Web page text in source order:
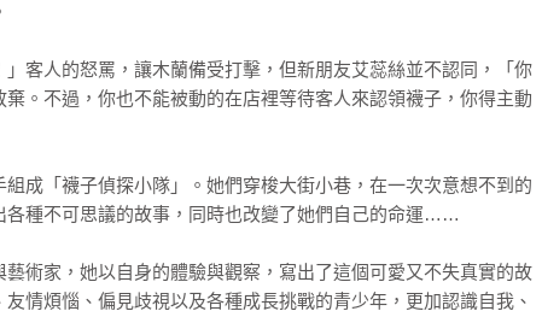
」客人的怒罵，讓木蘭備受打擊，但新朋友艾蕊絲並不認同，「你
。不過，你也不能被動的在店裡等待客人來認領襪子，你得主動
成「襪子偵探小隊」。她們穿梭大街小巷，在一次次意想不到的
各種不可思議的故事，同時也改變了她們自己的命運……
術家，她以自身的體驗與觀察，寫出了這個可愛又不失真實的故
情煩惱、偏見歧視以及各種成長挑戰的青少年，更加認識自我、